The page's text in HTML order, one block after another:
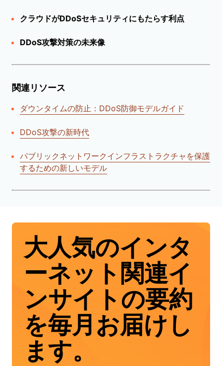
クラウドがDDoSセキュリティにもたらす利点
DDoS攻撃対策の未来像
関連リソース
ダウンタイムの防止：DDoS防御モデルガイド
DDoS攻撃の新時代
パブリックネットワークインフラストラクチャを保護
するための新しいモデル
大人気のインタ
ーネット関連イ
ンサイトの要約
を毎月お届けし
ます。